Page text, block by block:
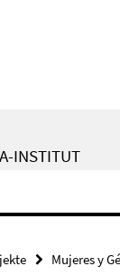
INSTITUT
Mujeres y